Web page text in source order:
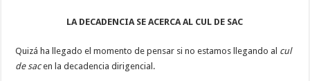
LA DECADENCIA SE ACERCA AL CUL DE SAC
Quizá ha llegado el momento de pensar si no estamos llegando al cul
de sacen la decadencia dirigencial.